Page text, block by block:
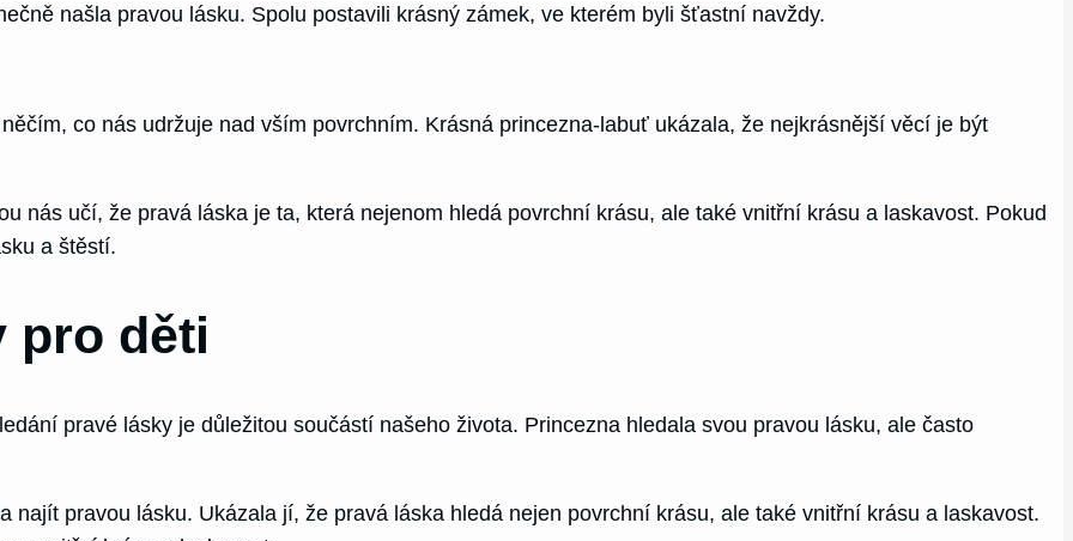
našla pravou lásku. Spolu postavili krásný zámek, ve kterém byli šťastní navždy.
co nás udržuje nad vším povrchním. Krásná princezna-labuť ukázala, že nejkrásnější věcí je být
nás učí, že pravá láska je ta, která nejenom hledá povrchní krásu, ale také vnitřní krásu a laskavost. Pokud
a štěstí.
pro děti
pravé lásky je důležitou součástí našeho života. Princezna hledala svou pravou lásku, ale často
pravou lásku. Ukázala jí, že pravá láska hledá nejen povrchní krásu, ale také vnitřní krásu a laskavost.